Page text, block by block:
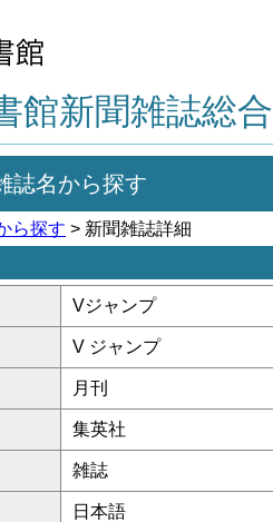
館新聞雑誌総
誌名から探す
ら探す > 新聞雑誌詳細
Vジャンプ
V ジャンプ
月刊
集英社
雑誌
日本語